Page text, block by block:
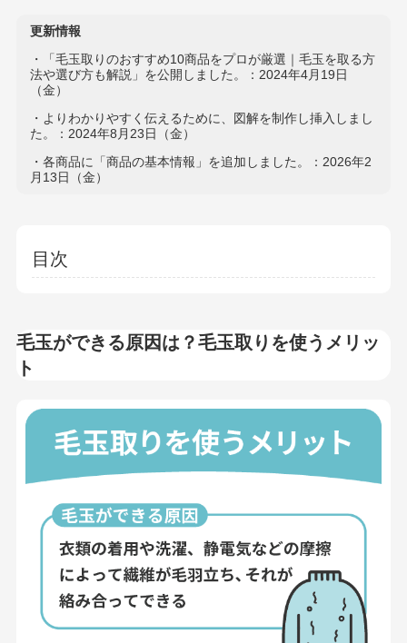
更新情報
・「毛玉取りのおすすめ10商品をプロが厳選｜毛玉を取る方
法や選び方も解説」を公開しました。：2024年4月19日
（金）
・よりわかりやすく伝えるために、図解を制作し挿入しまし
た。：2024年8月23日（金）
・各商品に「商品の基本情報」を追加しました。：2026年2
月13日（金）
目次
毛玉ができる原因は？毛玉取りを使うメリッ
ト